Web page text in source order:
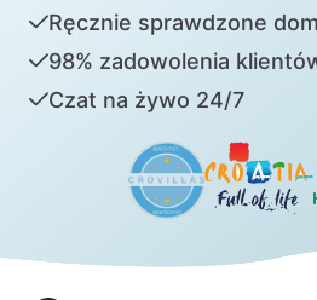
Ręcznie sprawdzone
98% zadowolenia
Czat na żywo 24/7